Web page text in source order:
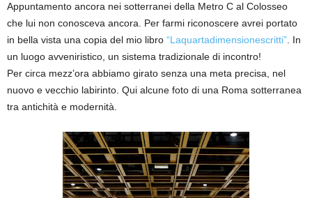
Appuntamento ancora nei sotterranei della Metro C al Colosseo
che lui non conosceva ancora. Per farmi riconoscere avrei portato
in bella vista una copia del mio libro “Laquartadimensionescritti” . In
un luogo avveniristico, un sistema tradizionale di incontro!
Per circa mezz’ora abbiamo girato senza una meta precisa, nel
nuovo e vecchio labirinto. Qui alcune foto di una Roma sotterranea
tra antichità e modernità.